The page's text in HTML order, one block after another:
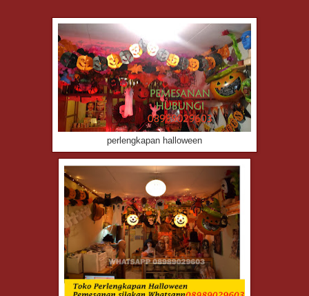
perlengkapan halloween